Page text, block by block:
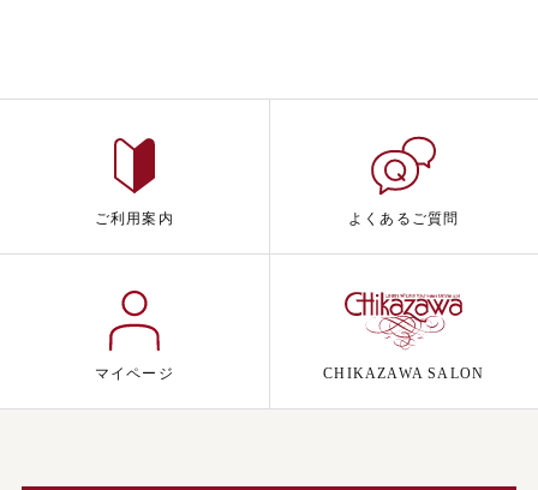
ご利用案内 よくあるご質問
マイページ CHIKAZAWA SALON